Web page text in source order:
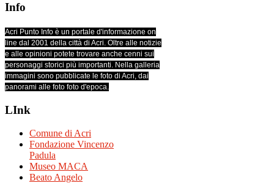
Info
Acri Punto Info è un portale d'informazione on
line dal 2001 della città di Acri. Oltre alle notizie
e alle opinioni potete trovare anche cenni sui
personaggi storici più importanti. Nella galleria
immagini sono pubblicate le foto di Acri, dai
panorami alle foto foto d'epoca.
LInk
Comune di Acri
Fondazione Vincenzo
Padula
Museo MACA
Beato Angelo